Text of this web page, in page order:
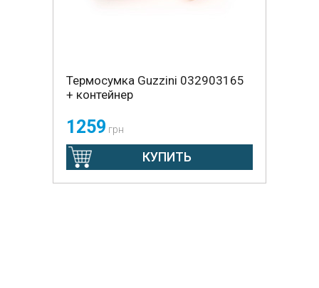
Термосумка Guzzini 032903165
+ контейнер
1259 грн
КУПИТЬ